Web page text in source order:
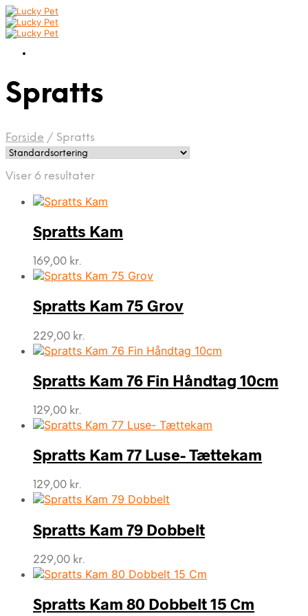
Spratts
Forside / Spratts
Viser 6 resultater
Spratts Kam
169,00 kr.
Spratts Kam 75 Grov
229,00 kr.
Spratts Kam 76 Fin Håndtag 10cm
129,00 kr.
Spratts Kam 77 Luse- Tættekam
129,00 kr.
Spratts Kam 79 Dobbelt
229,00 kr.
Spratts Kam 80 Dobbelt 15 Cm